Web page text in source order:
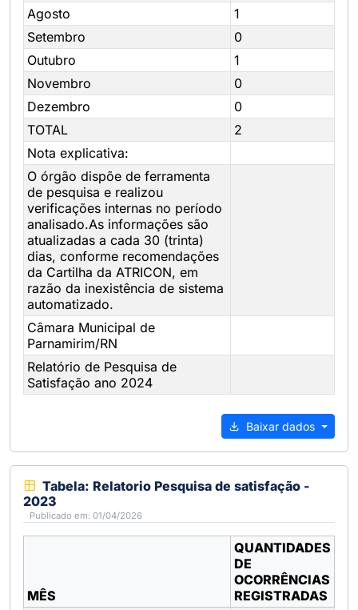
Agosto
1
Setembro
0
Outubro
1
Novembro
0
Dezembro
0
TOTAL
2
Nota explicativa:
O órgão dispõe de ferramenta
de pesquisa e realizou
verificações internas no período
analisado.As informações são
atualizadas a cada 30 (trinta)
dias, conforme recomendações
da Cartilha da ATRICON, em
razão da inexistência de sistema
automatizado.
Câmara Municipal de
Parnamirim/RN
Relatório de Pesquisa de
Satisfação ano 2024
Baixar dados
Tabela: Relatorio Pesquisa de satisfação -
2023
Publicado em: 01/04/2026
MÊS
QUANTIDADES
DE
OCORRÊNCIAS
REGISTRADAS